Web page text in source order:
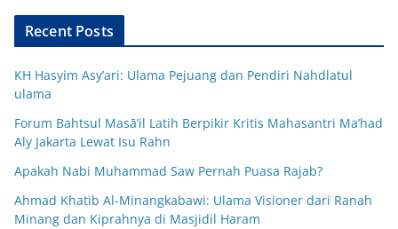
Recent Posts
KH Hasyim Asy’ari: Ulama Pejuang dan Pendiri Nahdlatul
ulama
Forum Bahtsul Masā’il Latih Berpikir Kritis Mahasantri Ma’had
Aly Jakarta Lewat Isu Rahn
Apakah Nabi Muhammad Saw Pernah Puasa Rajab?
Ahmad Khatib Al-Minangkabawi: Ulama Visioner dari Ranah
Minang dan Kiprahnya di Masjidil Haram